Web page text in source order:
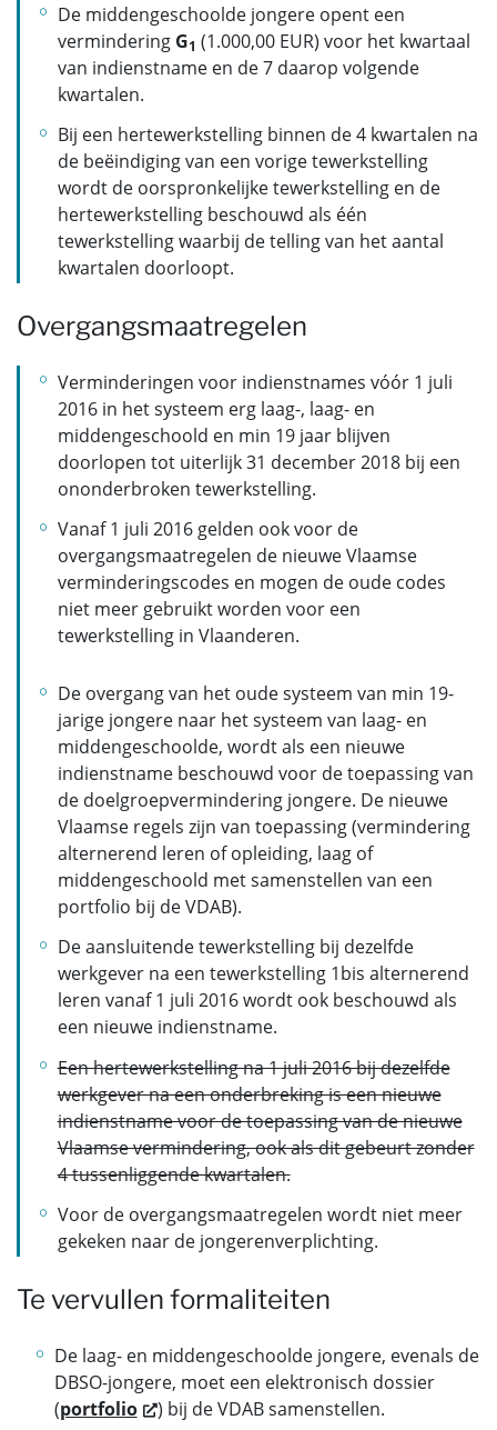
De middengeschoolde jongere opent een
vermindering G1 (1.000,00 EUR) voor het kwartaal
van indienstname en de 7 daarop volgende
kwartalen.
Bij een hertewerkstelling binnen de 4 kwartalen na
de beëindiging van een vorige tewerkstelling
wordt de oorspronkelijke tewerkstelling en de
hertewerkstelling beschouwd als één
tewerkstelling waarbij de telling van het aantal
kwartalen doorloopt.
Overgangsmaatregelen
Verminderingen voor indienstnames vóór 1 juli
2016 in het systeem erg laag-, laag- en
middengeschoold en min 19 jaar blijven
doorlopen tot uiterlijk 31 december 2018 bij een
ononderbroken tewerkstelling.
Vanaf 1 juli 2016 gelden ook voor de
overgangsmaatregelen de nieuwe Vlaamse
verminderingscodes en mogen de oude codes
niet meer gebruikt worden voor een
tewerkstelling in Vlaanderen.
De overgang van het oude systeem van min 19-
jarige jongere naar het systeem van laag- en
middengeschoolde, wordt als een nieuwe
indienstname beschouwd voor de toepassing van
de doelgroepvermindering jongere. De nieuwe
Vlaamse regels zijn van toepassing (vermindering
alternerend leren of opleiding, laag of
middengeschoold met samenstellen van een
portfolio bij de VDAB).
De aansluitende tewerkstelling bij dezelfde
werkgever na een tewerkstelling 1bis alternerend
leren vanaf 1 juli 2016 wordt ook beschouwd als
een nieuwe indienstname.
Een hertewerkstelling na 1 juli 2016 bij dezelfde
werkgever na een onderbreking is een nieuwe
indienstname voor de toepassing van de nieuwe
Vlaamse vermindering, ook als dit gebeurt zonder
4 tussenliggende kwartalen.
Voor de overgangsmaatregelen wordt niet meer
gekeken naar de jongerenverplichting.
Te vervullen formaliteiten
De laag- en middengeschoolde jongere, evenals de
DBSO-jongere, moet een elektronisch dossier
(portfolio ) bij de VDAB samenstellen.